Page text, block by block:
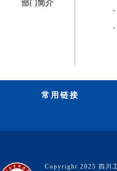
部门简介
·
·
常用链接
Copyright 2025 四川